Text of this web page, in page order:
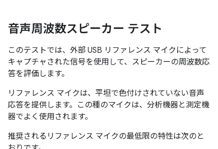
音声周波数スピーカー テスト
このテストでは、外部 USB リファレンス マイクによって
キャプチャされた信号を使用して、スピーカーの周波数応
答を評価します。
リファレンス マイクは、平坦で色付けされていない音声
応答を提供します。この種のマイクは、分析機器と測定機
器でよく使用されます。
推奨されるリファレンス マイクの最低限の特性は次のと